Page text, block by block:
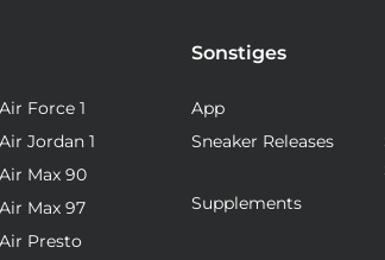
Air Force 1
Air Jordan 1
Air Max 90
Air Max 97
Air Presto
Sonstiges
App
Sneaker Releases
Supplements